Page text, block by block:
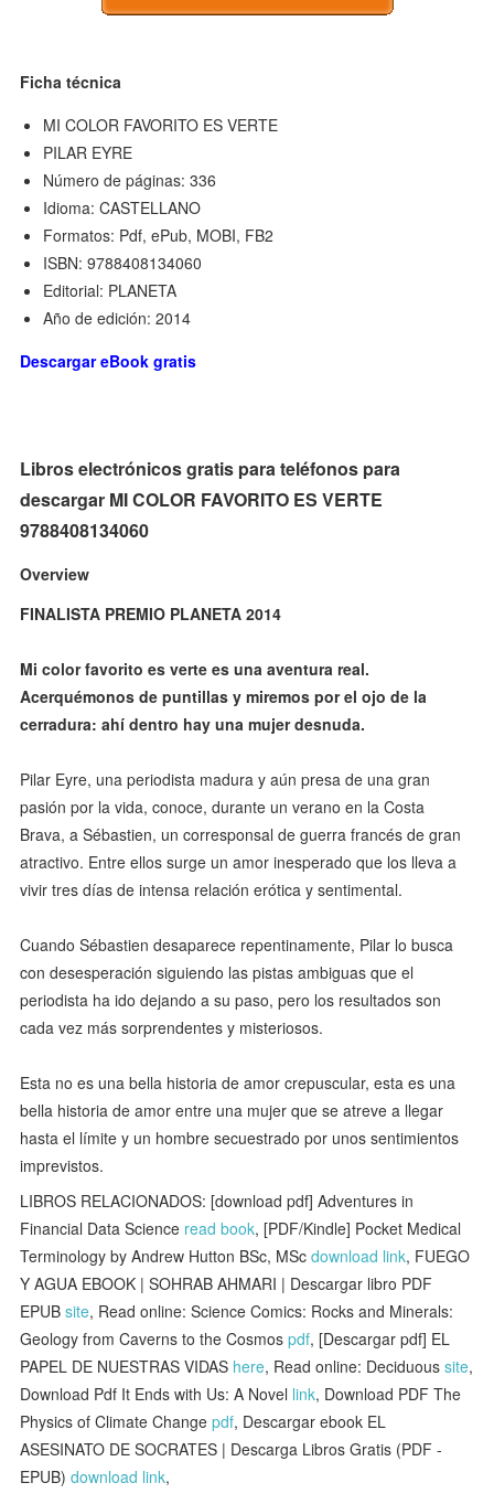
Ficha técnica
MI COLOR FAVORITO ES VERTE
PILAR EYRE
Número de páginas: 336
Idioma: CASTELLANO
Formatos: Pdf, ePub, MOBI, FB2
ISBN: 9788408134060
Editorial: PLANETA
Año de edición: 2014
Descargar eBook gratis
Libros electrónicos gratis para teléfonos para
descargar MI COLOR FAVORITO ES VERTE
9788408134060
Overview
FINALISTA PREMIO PLANETA 2014
Mi color favorito es verte es una aventura real.
Acerquémonos de puntillas y miremos por el ojo de la
cerradura: ahí dentro hay una mujer desnuda.
Pilar Eyre, una periodista madura y aún presa de una gran
pasión por la vida, conoce, durante un verano en la Costa
Brava, a Sébastien, un corresponsal de guerra francés de gran
atractivo. Entre ellos surge un amor inesperado que los lleva a
vivir tres días de intensa relación erótica y sentimental.
Cuando Sébastien desaparece repentinamente, Pilar lo busca
con desesperación siguiendo las pistas ambiguas que el
periodista ha ido dejando a su paso, pero los resultados son
cada vez más sorprendentes y misteriosos.
Esta no es una bella historia de amor crepuscular, esta es una
bella historia de amor entre una mujer que se atreve a llegar
hasta el límite y un hombre secuestrado por unos sentimientos
imprevistos.
LIBROS RELACIONADOS: [download pdf] Adventures in
Financial Data Science read book, [PDF/Kindle] Pocket Medical
Terminology by Andrew Hutton BSc, MScdownload link, FUEGO
Y AGUA EBOOK | SOHRAB AHMARI | Descargar libro PDF
EPUBsite, Read online: Science Comics: Rocks and Minerals:
Geology from Caverns to the Cosmospdf, [Descargar pdf] EL
PAPEL DE NUESTRAS VIDAS here, Read online: Deciduoussite,
Download Pdf It Ends with Us: A Novel link, Download PDF The
Physics of Climate Changepdf, Descargar ebook EL
ASESINATO DE SOCRATES | Descarga Libros Gratis (PDF -
EPUB)download link,